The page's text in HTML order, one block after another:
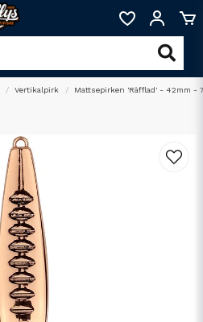
Vertikalpirk Mattsepirken 'Räfflad' - 42mm -